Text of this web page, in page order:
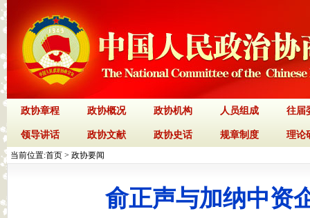
政协章程 政协概况 政协机构 人员组成 往届
领导讲话 政协文献 政协史话 规章制度 理论
当前位置:首页 > 政协要闻
俞正声与加纳中资